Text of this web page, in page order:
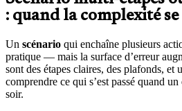
: quand la complexité
Un scénario qui enchaîne plusieurs
pratique — mais la surface d’erreur
sont des étapes claires, des plafonds, et
comprendre ce qui s’est passé quand
soir.